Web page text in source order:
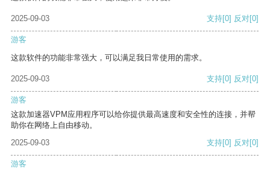
2025-09-03 支持[0] 反对[0]
游客
这款软件的功能非常强大，可以满足我日常使用的需求。
2025-09-03 支持[0] 反对[0]
游客
这款加速器VPM应用程序可以给你提供最高速度和安全性的连接，并帮
助你在网络上自由移动。
2025-09-03
支持[0] 反对[0]
游客